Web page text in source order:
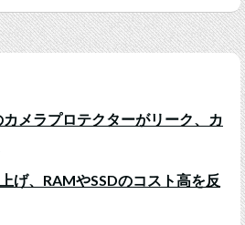
メラプロテクターがリーク、カ
げ、RAMやSSDのコスト高を反